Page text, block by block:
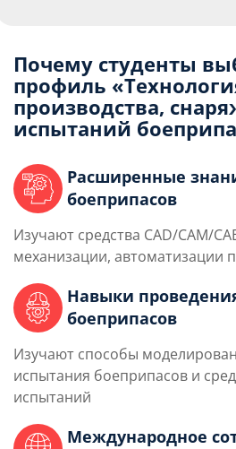
Почему студенты
профиль «
производства,
испытаний
Расширенные
боеприпасов
Изучают средства CAD/CAM/
механизации, автоматизации
Навыки
боеприпасов
Изучают способы
испытания боеприпасов и
испытаний
Международное